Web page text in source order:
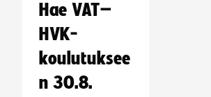
Hae VAT–
HVK-
koulutuksee
n 30.8.